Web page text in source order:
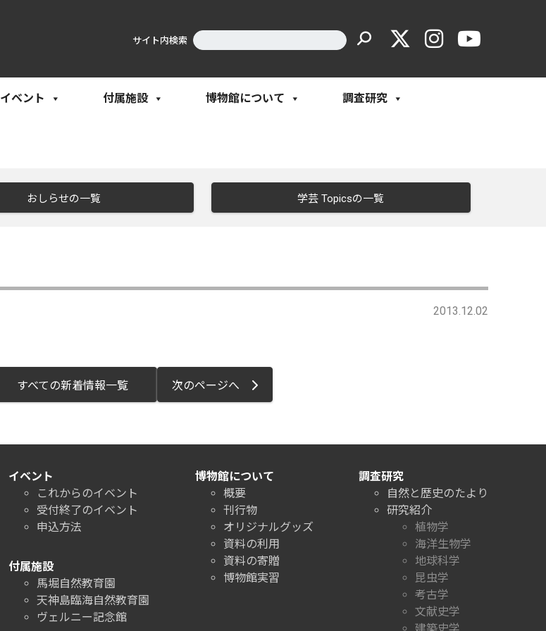
サイト内検索
イベント 付属施設 博物館について 調査研究
おしらせの一覧 学芸 Topicsの一覧
2013.12.02
すべての新着情報一覧 次のページへ
イベント
これからのイベント
受付終了のイベント
申込方法
付属施設
馬堀自然教育園
天神島臨海自然教育園
ヴェルニー記念館
博物館について
概要
刊行物
オリジナルグッズ
資料の利用
資料の寄贈
博物館実習
調査研究
自然と歴史のたより
研究紹介
植物学
海洋生物学
地球科学
昆虫学
考古学
文献史学